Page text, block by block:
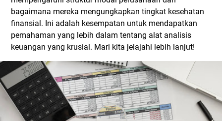
bagaimana mereka mengungkapkan tingkat kesehatan
finansial. Ini adalah kesempatan untuk mendapatkan
pemahaman yang lebih dalam tentang alat analisis
keuangan yang krusial. Mari kita jelajahi lebih lanjut!